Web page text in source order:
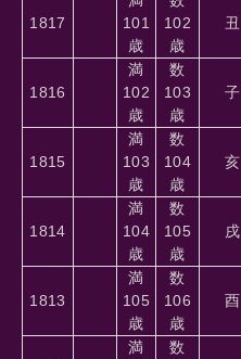
1817
101
歳
102
歳
丑
1816
満
102
歳
数
103
歳
子
1815
満
103
歳
数
104
歳
亥
1814
満
104
歳
数
105
歳
戌
1813
満
105
歳
数
106
歳
酉
満
数